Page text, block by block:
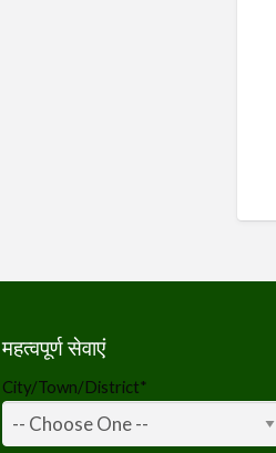
महत्वपूर्ण सेवाएं
City/Town/District*